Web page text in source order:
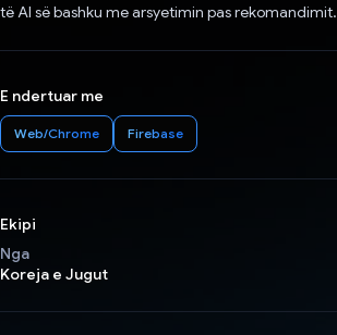
të AI së bashku me arsyetimin pas rekomandimit.
E ndertuar me
Web/Chrome Firebase
Ekipi
Nga
Koreja e Jugut